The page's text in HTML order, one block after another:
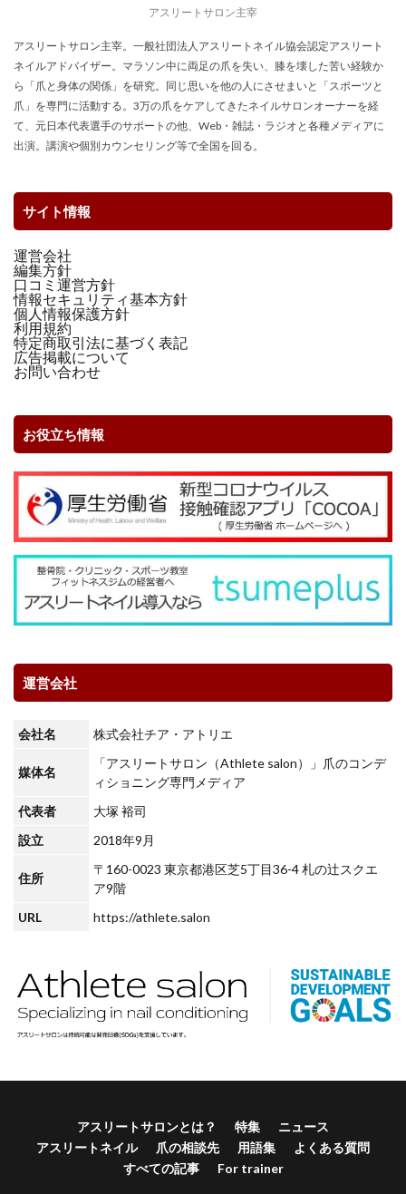
アスリートサロン主宰
アスリートサロン主宰。一般社団法人アスリートネイル協会認定アスリート
ネイルアドバイザー。マラソン中に両足の爪を失い、膝を壊した苦い経験か
ら「爪と身体の関係」を研究。同じ思いを他の人にさせまいと「スポーツと
爪」を専門に活動する。3万の爪をケアしてきたネイルサロンオーナーを経
て、元日本代表選手のサポートの他、Web・雑誌・ラジオと各種メディアに
出演。講演や個別カウンセリング等で全国を回る。
サイト情報
運営会社
編集方針
口コミ運営方針
情報セキュリティ基本方針
個人情報保護方針
利用規約
特定商取引法に基づく表記
広告掲載について
お問い合わせ
お役立ち情報
運営会社
会社名 株式会社チア・アトリエ
媒体名
「アスリートサロン（Athlete salon）」爪のコンデ
ィショニング専門メディア
代表者
大塚 裕司
設立
2018年9月
住所
〒160-0023 東京都港区芝5丁目36-4 札の辻スクエ
ア9階
URL
https://athlete.salon
アスリートサロンとは？ 特集
ニュース
アスリートネイル
爪の相談先 用語集
よくある質問
すべての記事
For trainer